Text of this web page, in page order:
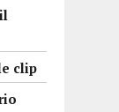
clip